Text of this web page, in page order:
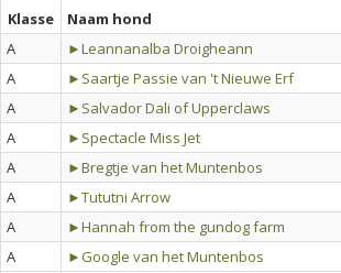
Klasse Naam hond
A
►Leannanalba Droigheann
A
►Saartje Passie van 't Nieuwe Erf
A
►Salvador Dali of Upperclaws
A
►Spectacle Miss Jet
A
►Bregtje van het Muntenbos
A
►Tututni Arrow
A
►Hannah from the gundog farm
A
►Google van het Muntenbos